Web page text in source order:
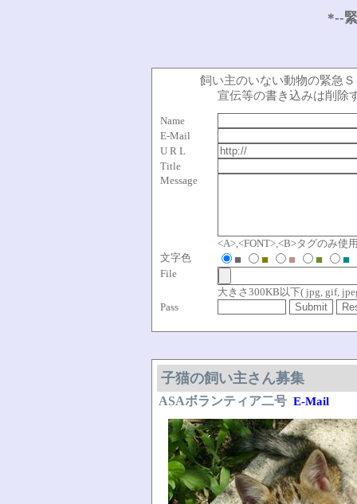
*--
飼い主のいない動物の緊急
宣伝等の書き込みは削除
Name
E-Mail
U R L
Title
Message
<A>,<FONT>,<B>タグのみ使
文字色
■ ■ ■ ■ ■
File
大きさ300KB以下( jpg, gif,
Pass
子猫の飼い主さん募集
ASAボランティア二号 E-Mail